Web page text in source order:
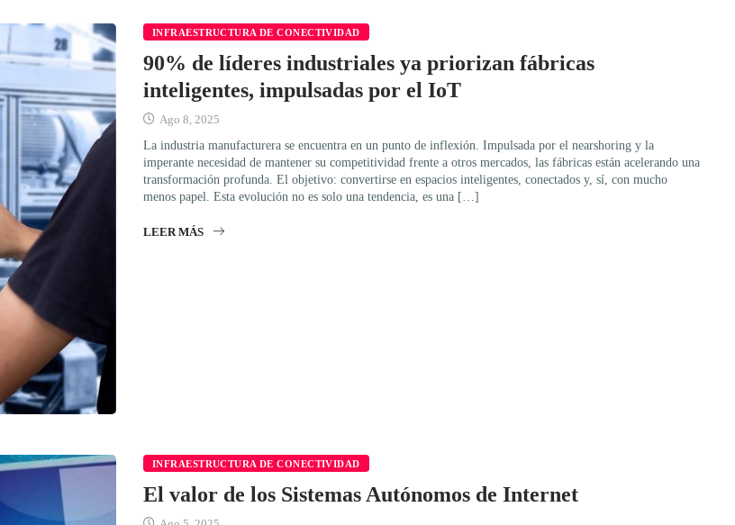
INFRAESTRUCTURA DE CONECTIVIDAD
90% de líderes industriales ya priorizan fábricas
inteligentes, impulsadas por el IoT
Ago 8, 2025
La industria manufacturera se encuentra en un punto de inflexión. Impulsada por el nearshoring y la
imperante necesidad de mantener su competitividad frente a otros mercados, las fábricas están acelerando una
transformación profunda. El objetivo: convertirse en espacios inteligentes, conectados y, sí, con mucho
menos papel. Esta evolución no es solo una tendencia, es una […]
LEER MÁS
INFRAESTRUCTURA DE CONECTIVIDAD
El valor de los Sistemas Autónomos de Internet